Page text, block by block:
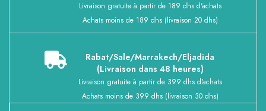
Livraison gratuite à partir de 189 dhs d'achats
Achats moins de 189 dhs (livraison 20 dhs)
Rabat/Sale/Marrakech/Eljadida
(Livraison dans 48 heures)
Livraison gratuite à partir de 399 dhs d'achats
Achats moins de 399 dhs (livraison 30 dhs)